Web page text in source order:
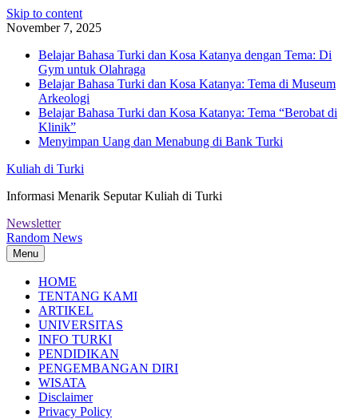
Skip to content
November 7, 2025
Belajar Bahasa Turki dan Kosa Katanya dengan Tema: Di
Gym untuk Olahraga
Belajar Bahasa Turki dan Kosa Katanya: Tema di Museum
Arkeologi
Belajar Bahasa Turki dan Kosa Katanya: Tema “Berobat di
Klinik”
Menyimpan Uang dan Menabung di Bank Turki
Kuliah di Turki
Informasi Menarik Seputar Kuliah di Turki
Newsletter
Random News
Menu
HOME
TENTANG KAMI
ARTIKEL
UNIVERSITAS
INFO TURKI
PENDIDIKAN
PENGEMBANGAN DIRI
WISATA
Disclaimer
Privacy Policy